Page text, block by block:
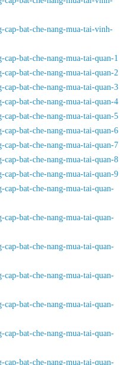
cap-bat-che-nang-mua-tai-vinh-
bat-che-nang-mua-tai-quan-1
bat-che-nang-mua-tai-quan-2
cap-bat-che-nang-mua-tai-quan-3
cap-bat-che-nang-mua-tai-quan-4
cap-bat-che-nang-mua-tai-quan-5
cap-bat-che-nang-mua-tai-quan-6
cap-bat-che-nang-mua-tai-quan-7
cap-bat-che-nang-mua-tai-quan-8
cap-bat-che-nang-mua-tai-quan-9
cap-bat-che-nang-mua-tai-quan-
cap-bat-che-nang-mua-tai-quan-
cap-bat-che-nang-mua-tai-quan-
cap-bat-che-nang-mua-tai-quan-
cap-bat-che-nang-mua-tai-quan-
cap-bat-che-nang-mua-tai-quan-
cap-bat-che-nang-mua-tai-quan-